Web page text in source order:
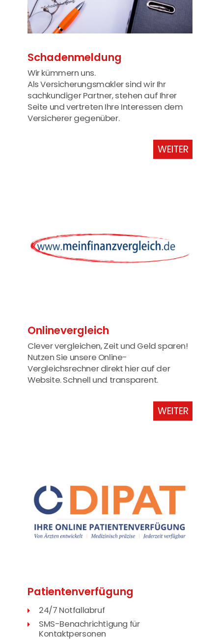
Schadenmeldung
Wir kümmern uns.
Als Versicherungsmakler sind wir Ihr
sachkundiger Partner, stehen auf Ihrer
Seite und vertreten Ihre Interessen dem
Versicherer gegenüber.
WEITER
Onlinevergleich
Clever vergleichen, Zeit und Geld sparen!
Nutzen Sie unsere Online-
Vergleichsrechner direkt hier auf der
Website. Schnell und transparent.
WEITER
Patienten­verfügung
24/7 Notfallabruf
SMS-Benachrichtigung für
Kontaktpersonen